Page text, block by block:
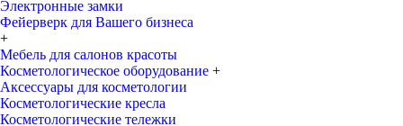
Электронные замки
Фейерверк для Вашего бизнеса
+
Мебель для салонов красоты
Косметологическое оборудование +
Аксессуары для косметологии
Косметологические кресла
Косметологические тележки